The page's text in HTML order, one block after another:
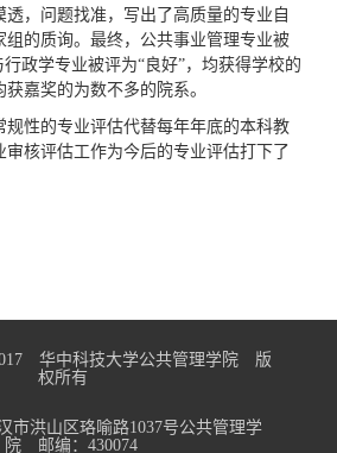
，问题找准，写出了高质量的专业自
组的质询。最终，公共事业管理专业被
政学专业被评为“良好”，均获得学校的
嘉奖的为数不多的院系。
规性的专业评估代替每年年底的本科教
审核评估工作为今后的专业评估打下了
华中科技大学公共管理学院 版
权所有
市洪山区珞喻路1037号公共管理学
院 邮编：430074